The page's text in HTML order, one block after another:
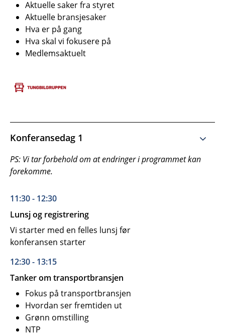
Aktuelle saker fra styret
Aktuelle bransjesaker
Hva er på gang
Hva skal vi fokusere på
Medlemsaktuelt
Konferansedag 1
PS: Vi tar forbehold om at endringer i programmet kan
forekomme.
11:30 - 12:30
Lunsj og registrering
Vi starter med en felles lunsj før
konferansen starter
12:30 - 13:15
Tanker om transportbransjen
Fokus på transportbransjen
Hvordan ser fremtiden ut
Grønn omstilling
NTP